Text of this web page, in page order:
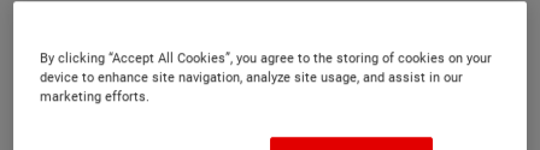
schützen und zu bewahren.
By clicking “Accept All Cookies”, you agree to the storing of cookies on your
device to enhance site navigation, analyze site usage, and assist in our
marketing efforts.